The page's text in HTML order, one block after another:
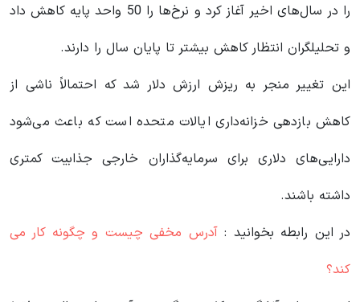
را در سال‌های اخیر آغاز کرد و نرخ‌ها را 50 واحد پایه کاهش داد
و تحلیلگران انتظار کاهش بیشتر تا پایان سال را دارند.
این تغییر منجر به ریزش ارزش دلار شد که احتمالاً ناشی از
کاهش بازدهی خزانه‌داری ایالات متحده است که باعث می‌شود
دارایی‌های دلاری برای سرمایه‌گذاران خارجی جذابیت کمتری
داشته باشند.
در این رابطه بخوانید‌ :آدرس مخفی چیست و چگونه کار می
کند؟